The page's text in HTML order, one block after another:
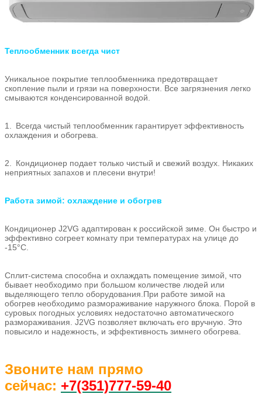
Теплообменник всегда чист
Уникальное покрытие теплообменника предотвращает
скопление пыли и грязи на поверхности. Все загрязнения легко
смываются конденсированной водой.
1. Всегда чистый теплообменник гарантирует эффективность
охлаждения и обогрева.
2. Кондиционер подает только чистый и свежий воздух. Никаких
неприятных запахов и плесени внутри!
Работа зимой: охлаждение и обогрев
Кондиционер J2VG адаптирован к российской зиме. Он быстро и
эффективно согреет комнату при температурах на улице до
-15°С.
Сплит-система способна и охлаждать помещение зимой, что
бывает необходимо при большом количестве людей или
выделяющего тепло оборудования.При работе зимой на
обогрев необходимо размораживание наружного блока. Порой в
суровых погодных условиях недостаточно автоматического
размораживания. J2VG позволяет включать его вручную. Это
повысило и надежность, и эффективность зимнего обогрева.
Звоните нам прямо
сейчас: +7(351)777-59-40